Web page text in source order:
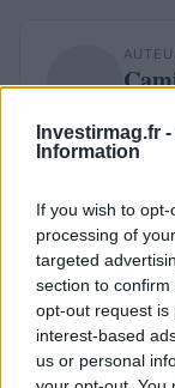
Investirmag.fr -
Information
If you wish to
processing of
targeted
section to
opt-out request is
interest-based
us or personal